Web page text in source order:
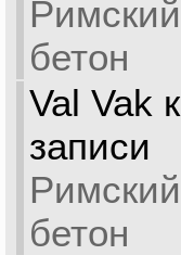
Римский
бетон
Val Vak к
записи
Римский
бетон